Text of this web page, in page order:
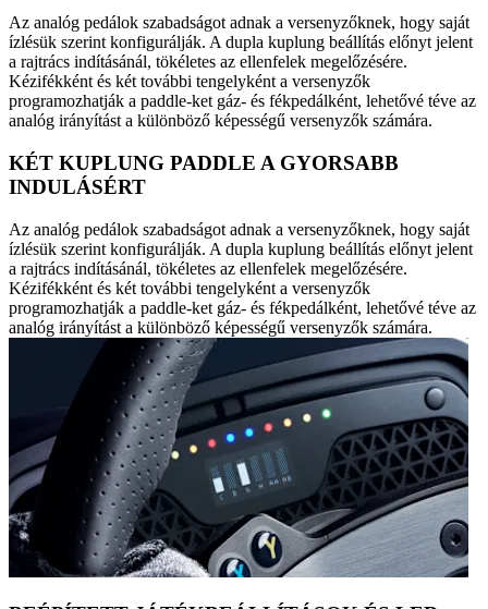
Az analóg pedálok szabadságot adnak a versenyzőknek, hogy saját
ízlésük szerint konfigurálják. A dupla kuplung beállítás előnyt jelent
a rajtrács indításánál, tökéletes az ellenfelek megelőzésére.
Kézifékként és két további tengelyként a versenyzők
programozhatják a paddle-ket gáz- és fékpedálként, lehetővé téve az
analóg irányítást a különböző képességű versenyzők számára.
KÉT KUPLUNG PADDLE A GYORSABB
INDULÁSÉRT
Az analóg pedálok szabadságot adnak a versenyzőknek, hogy saját
ízlésük szerint konfigurálják. A dupla kuplung beállítás előnyt jelent
a rajtrács indításánál, tökéletes az ellenfelek megelőzésére.
Kézifékként és két további tengelyként a versenyzők
programozhatják a paddle-ket gáz- és fékpedálként, lehetővé téve az
analóg irányítást a különböző képességű versenyzők számára.